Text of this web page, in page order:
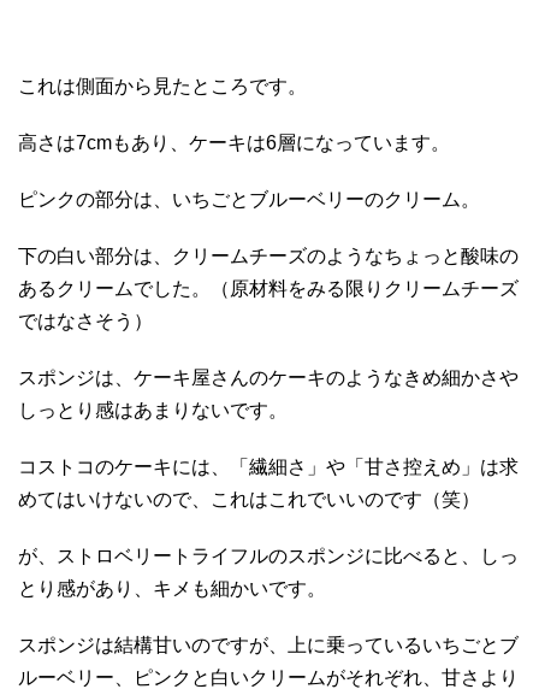
これは側面から見たところです。
高さは7cmもあり、ケーキは6層になっています。
ピンクの部分は、いちごとブルーベリーのクリーム。
下の白い部分は、クリームチーズのようなちょっと酸味の
あるクリームでした。（原材料をみる限りクリームチーズ
ではなさそう）
スポンジは、ケーキ屋さんのケーキのようなきめ細かさや
しっとり感はあまりないです。
コストコのケーキには、「繊細さ」や「甘さ控えめ」は求
めてはいけないので、これはこれでいいのです（笑）
が、ストロベリートライフルのスポンジに比べると、しっ
とり感があり、キメも細かいです。
スポンジは結構甘いのですが、上に乗っているいちごとブ
ルーベリー、ピンクと白いクリームがそれぞれ、甘さより